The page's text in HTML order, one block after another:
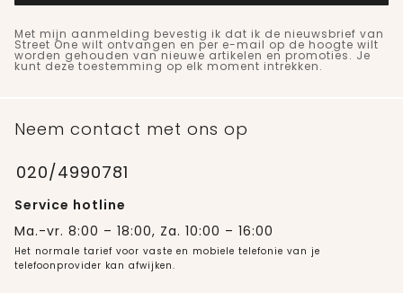
Met mijn aanmelding bevestig ik dat ik de nieuwsbrief van
Street One wilt ontvangen en per e-mail op de hoogte wilt
worden gehouden van nieuwe artikelen en promoties. Je
kunt deze toestemming op elk moment intrekken.
Neem contact met ons op
020/4990781
Service hotline
Ma.-vr. 8:00 – 18:00, Za. 10:00 – 16:00
Het normale tarief voor vaste en mobiele telefonie van je
telefoonprovider kan afwijken.